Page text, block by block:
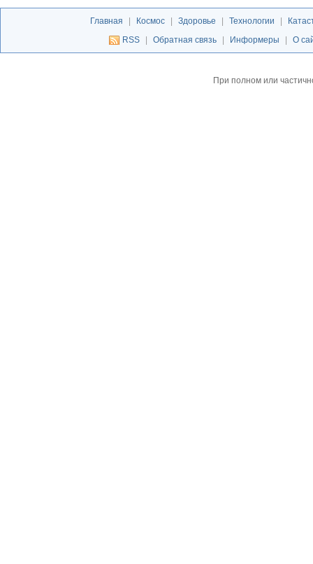
Главная Космос Здоровье Технологии
RSS
Обратная связь Информеры О
При полном или